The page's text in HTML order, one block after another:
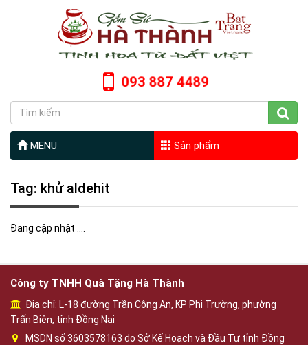
093 887 4489
MENU Sản phẩm
Tag: khử aldehit
Đang cập nhật ....
Công ty TNHH Quà Tặng Hà Thành
Địa chỉ: L-18 đường Trần Công An, KP Phi Trường, phường
Trấn Biên, tỉnh Đồng Nai
MSDN số 3603578163 do Sở Kế Hoạch và Đầu Tư tỉnh Đồng